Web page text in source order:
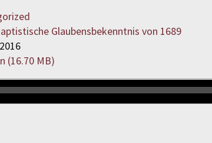
Glaubensbekenntnis von 1689
(16.70 MB)